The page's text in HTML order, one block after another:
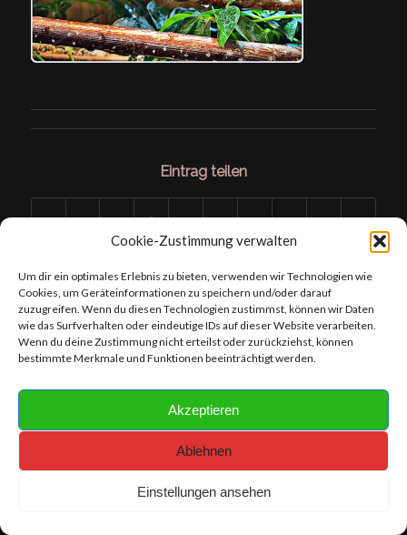
Cookie-Zustimmung verwalten
Um dir ein optimales Erlebnis zu bieten, verwenden wir Technologien wie
Cookies, um Geräteinformationen zu speichern und/oder darauf
zuzugreifen. Wenn du diesen Technologien zustimmst, können wir Daten
wie das Surfverhalten oder eindeutige IDs auf dieser Website verarbeiten.
Wenn du deine Zustimmung nicht erteilst oder zurückziehst, können
bestimmte Merkmale und Funktionen beeinträchtigt werden.
Akzeptieren
Ablehnen
Einstellungen ansehen
Eintrag teilen
Content- Copyright © 2019 - 2026 chameleonhobby.bagor.de I Webdesign-